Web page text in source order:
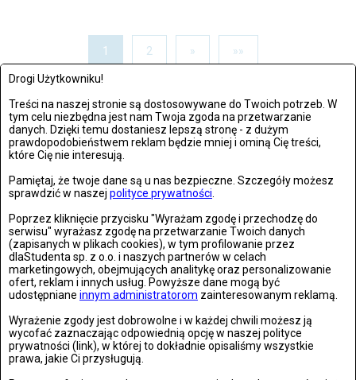
Drogi Użytkowniku!
Treści na naszej stronie są dostosowywane do Twoich potrzeb. W
tym celu niezbędna jest nam Twoja zgoda na przetwarzanie
danych. Dzięki temu dostaniesz lepszą stronę - z dużym
prawdopodobieństwem reklam będzie mniej i ominą Cię treści,
które Cię nie interesują.
Pamiętaj, że twoje dane są u nas bezpieczne. Szczegóły możesz
sprawdzić w naszej polityce prywatności
Poprzez kliknięcie przycisku "Wyrażam zgodę i przechodzę do
serwisu" wyrażasz zgodę na przetwarzanie Twoich danych
(zapisanych w plikach cookies), w tym profilowanie przez
dlaStudenta sp. z o.o. i naszych partnerów w celach
marketingowych, obejmujących analitykę oraz personalizowanie
ofert, reklam i innych usług. Powyższe dane mogą być
udostępniane innym administratorom zainteresowanym reklamą.
Wyrażenie zgody jest dobrowolne i w każdej chwili możesz ją
wycofać zaznaczając odpowiednią opcję w naszej polityce
prywatności (link), w której to dokładnie opisaliśmy wszystkie
prawa, jakie Ci przysługują.
1 2 » »»
OSTATNIO DODANE
21. rocznica śmierci Jana Pawła II. Wierni zebrali się w
Watykanie
czwartek, 02 kwietnia 2026, 18:08
Życzenia wielkanocne 2026. Piękne, krótkie i gotowe
teksty na Wielkanoc
czwartek, 02 kwietnia 2026, 13:28
Historyczny lot Artemis II. Pierwsza taka misja od
ponad 50 lat
czwartek, 02 kwietnia 2026, 18:10